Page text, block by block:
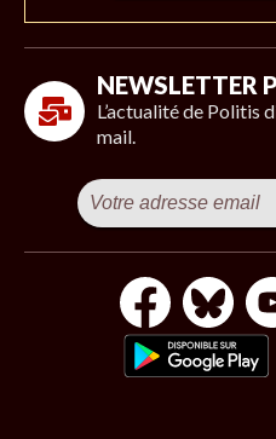
NEWSLETTER
L’actualité de Politis
mail.